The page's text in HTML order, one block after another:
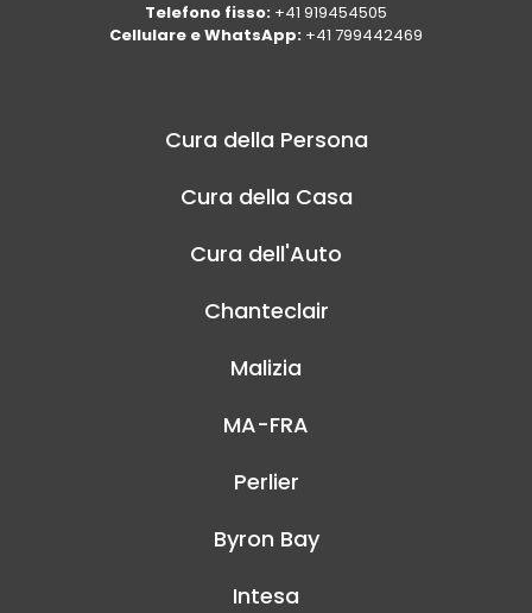
Telefono fisso: +41 919454505
Cellulare e WhatsApp: +41 799442469
Cura della Persona
Cura della Casa
Cura dell'Auto
Chanteclair
Malizia
MA-FRA
Perlier
Byron Bay
Intesa